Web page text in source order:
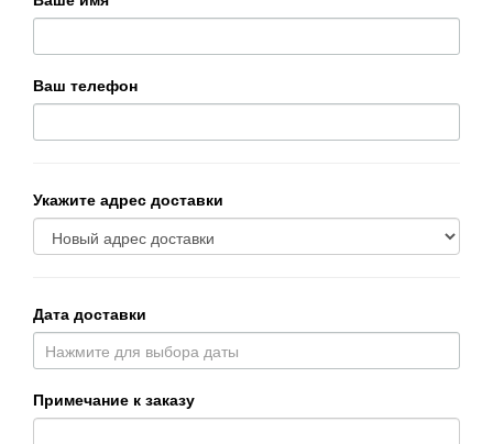
Ваш телефон
Укажите адрес доставки
Дата доставки
Примечание к заказу